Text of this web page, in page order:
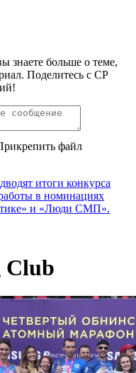
знаете больше о теме,
Поделитесь с СР
файл
итоги конкурса
в номинациях
и «Люди СМП».
Club